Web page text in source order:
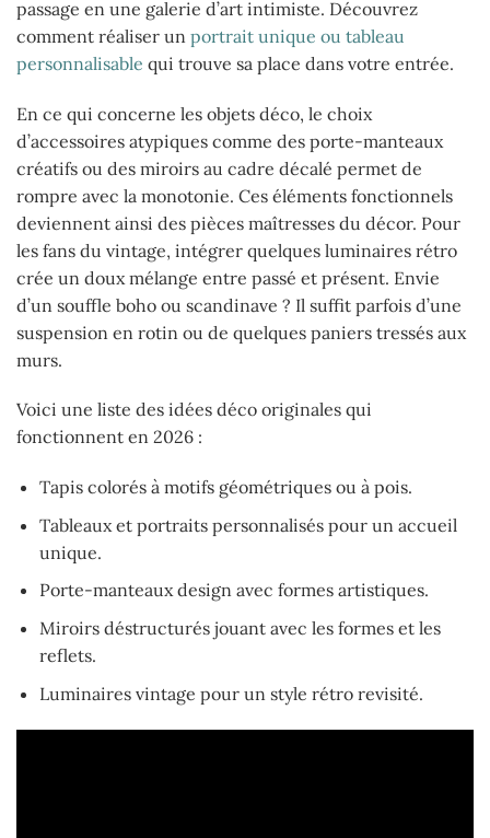
passage en une galerie d’art intimiste. Découvrez
comment réaliser un portrait unique ou tableau
personnalisable qui trouve sa place dans votre entrée.
En ce qui concerne les objets déco, le choix
d’accessoires atypiques comme des porte-manteaux
créatifs ou des miroirs au cadre décalé permet de
rompre avec la monotonie. Ces éléments fonctionnels
deviennent ainsi des pièces maîtresses du décor. Pour
les fans du vintage, intégrer quelques luminaires rétro
crée un doux mélange entre passé et présent. Envie
d’un souffle boho ou scandinave ? Il suffit parfois d’une
suspension en rotin ou de quelques paniers tressés aux
murs.
Voici une liste des idées déco originales qui
fonctionnent en 2026 :
Tapis colorés à motifs géométriques ou à pois.
Tableaux et portraits personnalisés pour un accueil
unique.
Porte-manteaux design avec formes artistiques.
Miroirs déstructurés jouant avec les formes et les
reflets.
Luminaires vintage pour un style rétro revisité.